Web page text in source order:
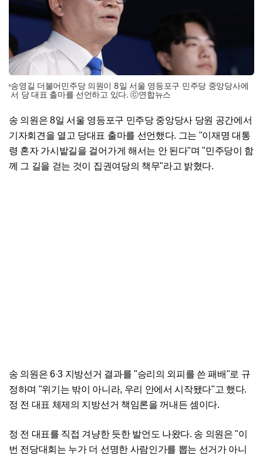
송영길 더불어민주당 의원이 8일 서울 영등포구 민주당 중앙당사에
서 당 대표 출마를 선언하고 있다. ⓒ연합뉴스
송 의원은 8일 서울 영등포구 민주당 중앙당사 당원 공간에서
기자회견을 열고 당대표 출마를 선언했다. 그는 "이재명 대통
령 혼자 가시밭길을 걸어가게 해서는 안 된다"며 "민주당이 함
께 그 길을 걷는 것이 집권여당의 책무"라고 밝혔다.
송 의원은 6·3 지방선거 결과를 "승리의 외피를 쓴 패배"로 규
정하며 "위기는 밖이 아니라, 우리 안에서 시작됐다"고 했다.
정 전 대표 체제의 지방선거 책임론을 꺼내든 셈이다.
정 전 대표를 직접 겨냥한 듯한 발언도 나왔다. 송 의원은 "이
번 전당대회는 누가 더 선명한 사람인가를 뽑는 선거가 아니